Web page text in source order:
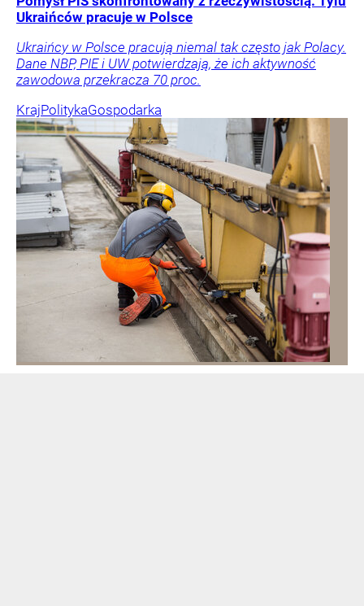
Ukraińców pracuje w Polsce
Ukraińcy w Polsce pracują niemal tak często jak Polacy.
Dane NBP, PIE i UW potwierdzają, że ich aktywność
zawodowa przekracza 70 proc.
KrajPolitykaGospodarka